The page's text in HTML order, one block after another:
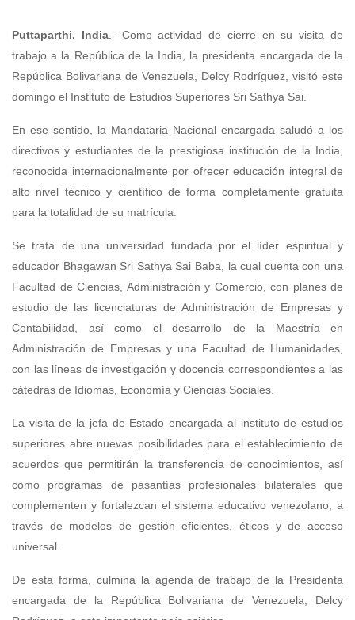
Puttaparthi, India.- Como actividad de cierre en su visita de
trabajo a la República de la India, la presidenta encargada de la
República Bolivariana de Venezuela, Delcy Rodríguez, visitó este
domingo el Instituto de Estudios Superiores Sri Sathya Sai.
En ese sentido, la Mandataria Nacional encargada saludó a los
directivos y estudiantes de la prestigiosa institución de la India,
reconocida internacionalmente por ofrecer educación integral de
alto nivel técnico y científico de forma completamente gratuita
para la totalidad de su matrícula.
Se trata de una universidad fundada por el líder espiritual y
educador Bhagawan Sri Sathya Sai Baba, la cual cuenta con una
Facultad de Ciencias, Administración y Comercio, con planes de
estudio de las licenciaturas de Administración de Empresas y
Contabilidad, así como el desarrollo de la Maestría en
Administración de Empresas y una Facultad de Humanidades,
con las líneas de investigación y docencia correspondientes a las
cátedras de Idiomas, Economía y Ciencias Sociales.
La visita de la jefa de Estado encargada al instituto de estudios
superiores abre nuevas posibilidades para el establecimiento de
acuerdos que permitirán la transferencia de conocimientos, así
como programas de pasantías profesionales bilaterales que
complementen y fortalezcan el sistema educativo venezolano, a
través de modelos de gestión eficientes, éticos y de acceso
universal.
De esta forma, culmina la agenda de trabajo de la Presidenta
encargada de la República Bolivariana de Venezuela, Delcy